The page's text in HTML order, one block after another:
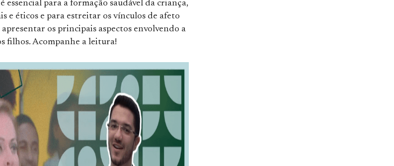
para a formação saudável da criança,
e éticos e para estreitar os vínculos de afeto
os principais aspectos envolvendo a
filhos. Acompanhe a leitura!